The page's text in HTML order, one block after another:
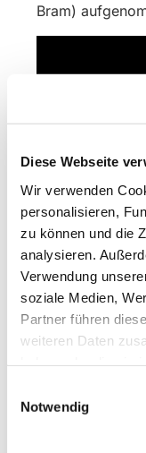
Diese Webseite
Wir verwenden
personalisieren,
zu können und die
analysieren.
Verwendung
soziale Medien,
Partner führen
weiteren Daten
Notwendig
Bram)
Wir wünschen